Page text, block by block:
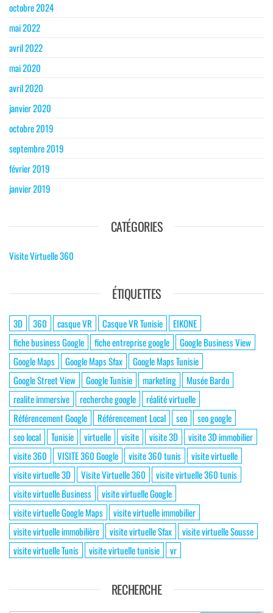
octobre 2024
mai 2022
avril 2022
mai 2020
avril 2020
janvier 2020
octobre 2019
septembre 2019
février 2019
janvier 2019
CATÉGORIES
Visite Virtuelle 360
ÉTIQUETTES
3D 360 casque VR Casque VR Tunisie
EIKONE
fiche business Google
fiche entreprise google
Google Business View
Google Maps
Google Maps Sfax
Google Maps Tunisie
Google Street View
Google Tunisie marketing
Musée Bardo
realite immersive
recherche google
réalité virtuelle
Référencement Google
Référencement Local seo
seo google
seo local
Tunisie virtuelle visite visite 3D
visite 3D immobilier
visite 360
VISITE 360 Google visite 360 tunis
visite virtuelle
visite virtuelle 3D
Visite Virtuelle 360
visite virtuelle 360 tunis
visite virtuelle Business
visite virtuelle Google
visite virtuelle Google Maps
visite virtuelle immobilier
visite virtuelle immobilière
visite virtuelle Sfax
visite virtuelle Sousse
visite virtuelle Tunis
visite virtuelle tunisie vr
RECHERCHE